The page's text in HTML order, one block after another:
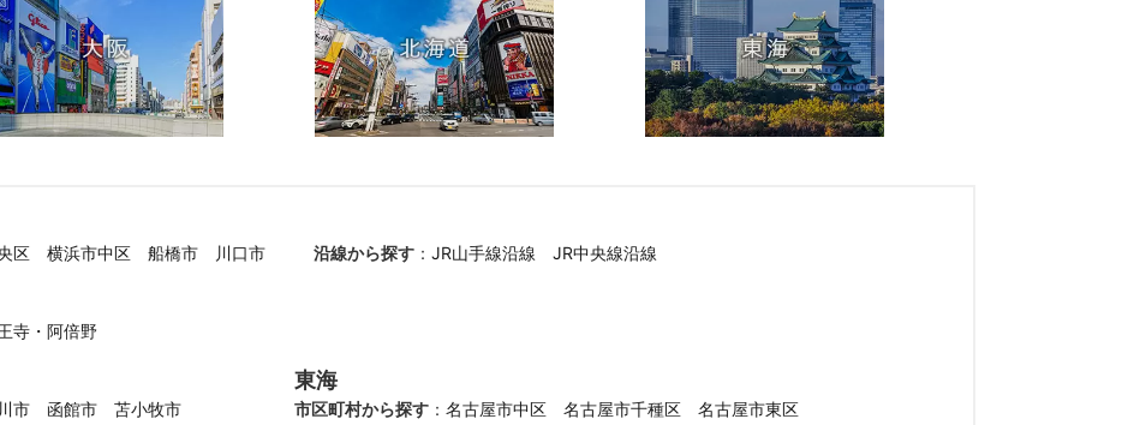
区 横浜市中区 船橋市 川口市 沿線から探す ： JR山手線沿線 JR中央線沿線
寺・阿倍野
市 函館市 苫小牧市
東海
市区町村から探す： 名古屋市中区 名古屋市千種区 名古屋市東区